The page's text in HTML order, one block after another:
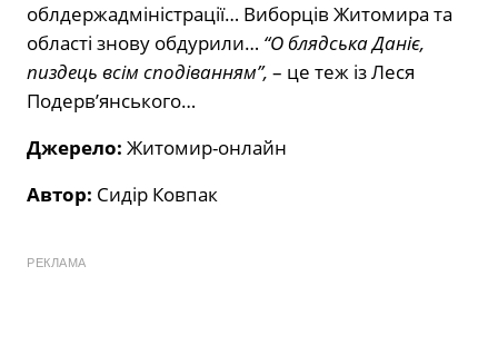
облдержадміністрації… Виборців Житомира та
області знову обдурили… “О блядська Даніє,
пиздець всім сподіванням”, – це теж із Леся
Подерв’янського…
Джерело: Житомир-онлайн
Автор: Сидір Ковпак
РЕКЛАМА